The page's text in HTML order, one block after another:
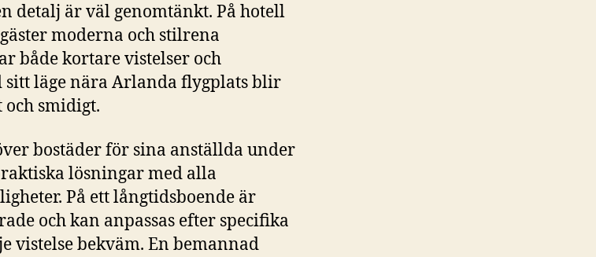
detalj är väl genomtänkt. På hotell
moderna och stilrena
både kortare vistelser och
sitt läge nära Arlanda flygplats blir
och smidigt.
bostäder för sina anställda under
lösningar med alla
På ett långtidsboende är
och kan anpassas efter specifika
vistelse bekväm. En bemannad